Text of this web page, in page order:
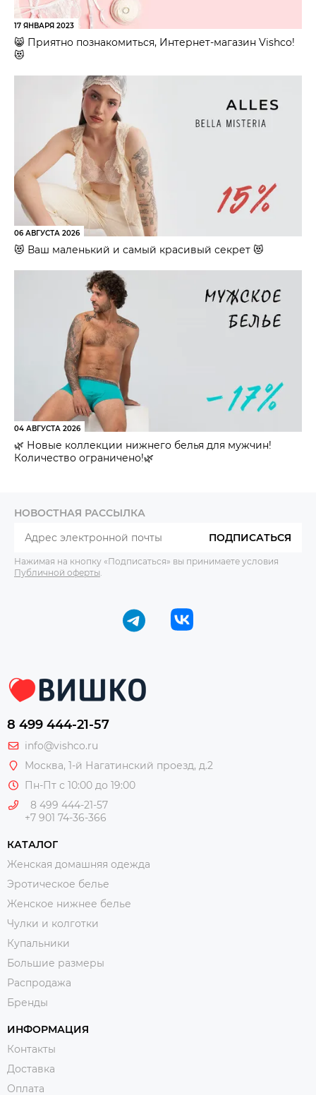
17 ЯНВАРЯ 2023
😸 Приятно познакомиться, Интернет-магазин Vishco!
😻
06 АВГУСТА 2026
😻 Ваш маленький и самый красивый секрет 😻
04 АВГУСТА 2026
🌿 Новые коллекции нижнего белья для мужчин!
Количество ограничено!🌿
НОВОСТНАЯ РАССЫЛКА
ПОДПИСАТЬСЯ
Нажимая на кнопку «Подписаться» вы принимаете условия
Публичной оферты
8 499 444-21-57
info@vishco.ru
Москва, 1-й Нагатинский проезд, д.2
Пн-Пт с 10:00 до 19:00
8 499 444-21-57
+7 901 74-36-366
КАТАЛОГ
Женская домашняя одежда
Эротическое белье
Женское нижнее белье
Чулки и колготки
Купальники
Большие размеры
Распродажа
Бренды
ИНФОРМАЦИЯ
Контакты
Доставка
Оплата